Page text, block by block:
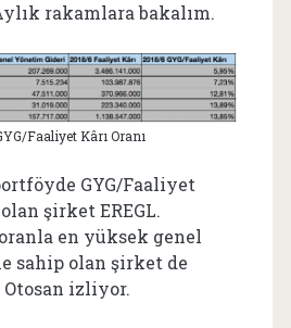
rakamlara bakalım.
Faaliyet Kârı Oranı
GYG/Faaliyet
şirket EREGL.
en yüksek genel
sahip olan şirket de
Otosan izliyor.